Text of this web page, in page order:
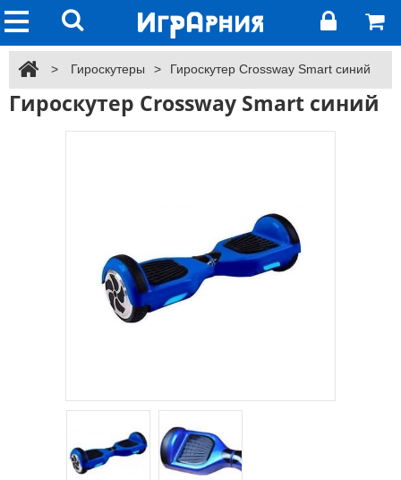
> Гироскутеры > Гироскутер Crossway Smart синий
Гироскутер Crossway Smart синий